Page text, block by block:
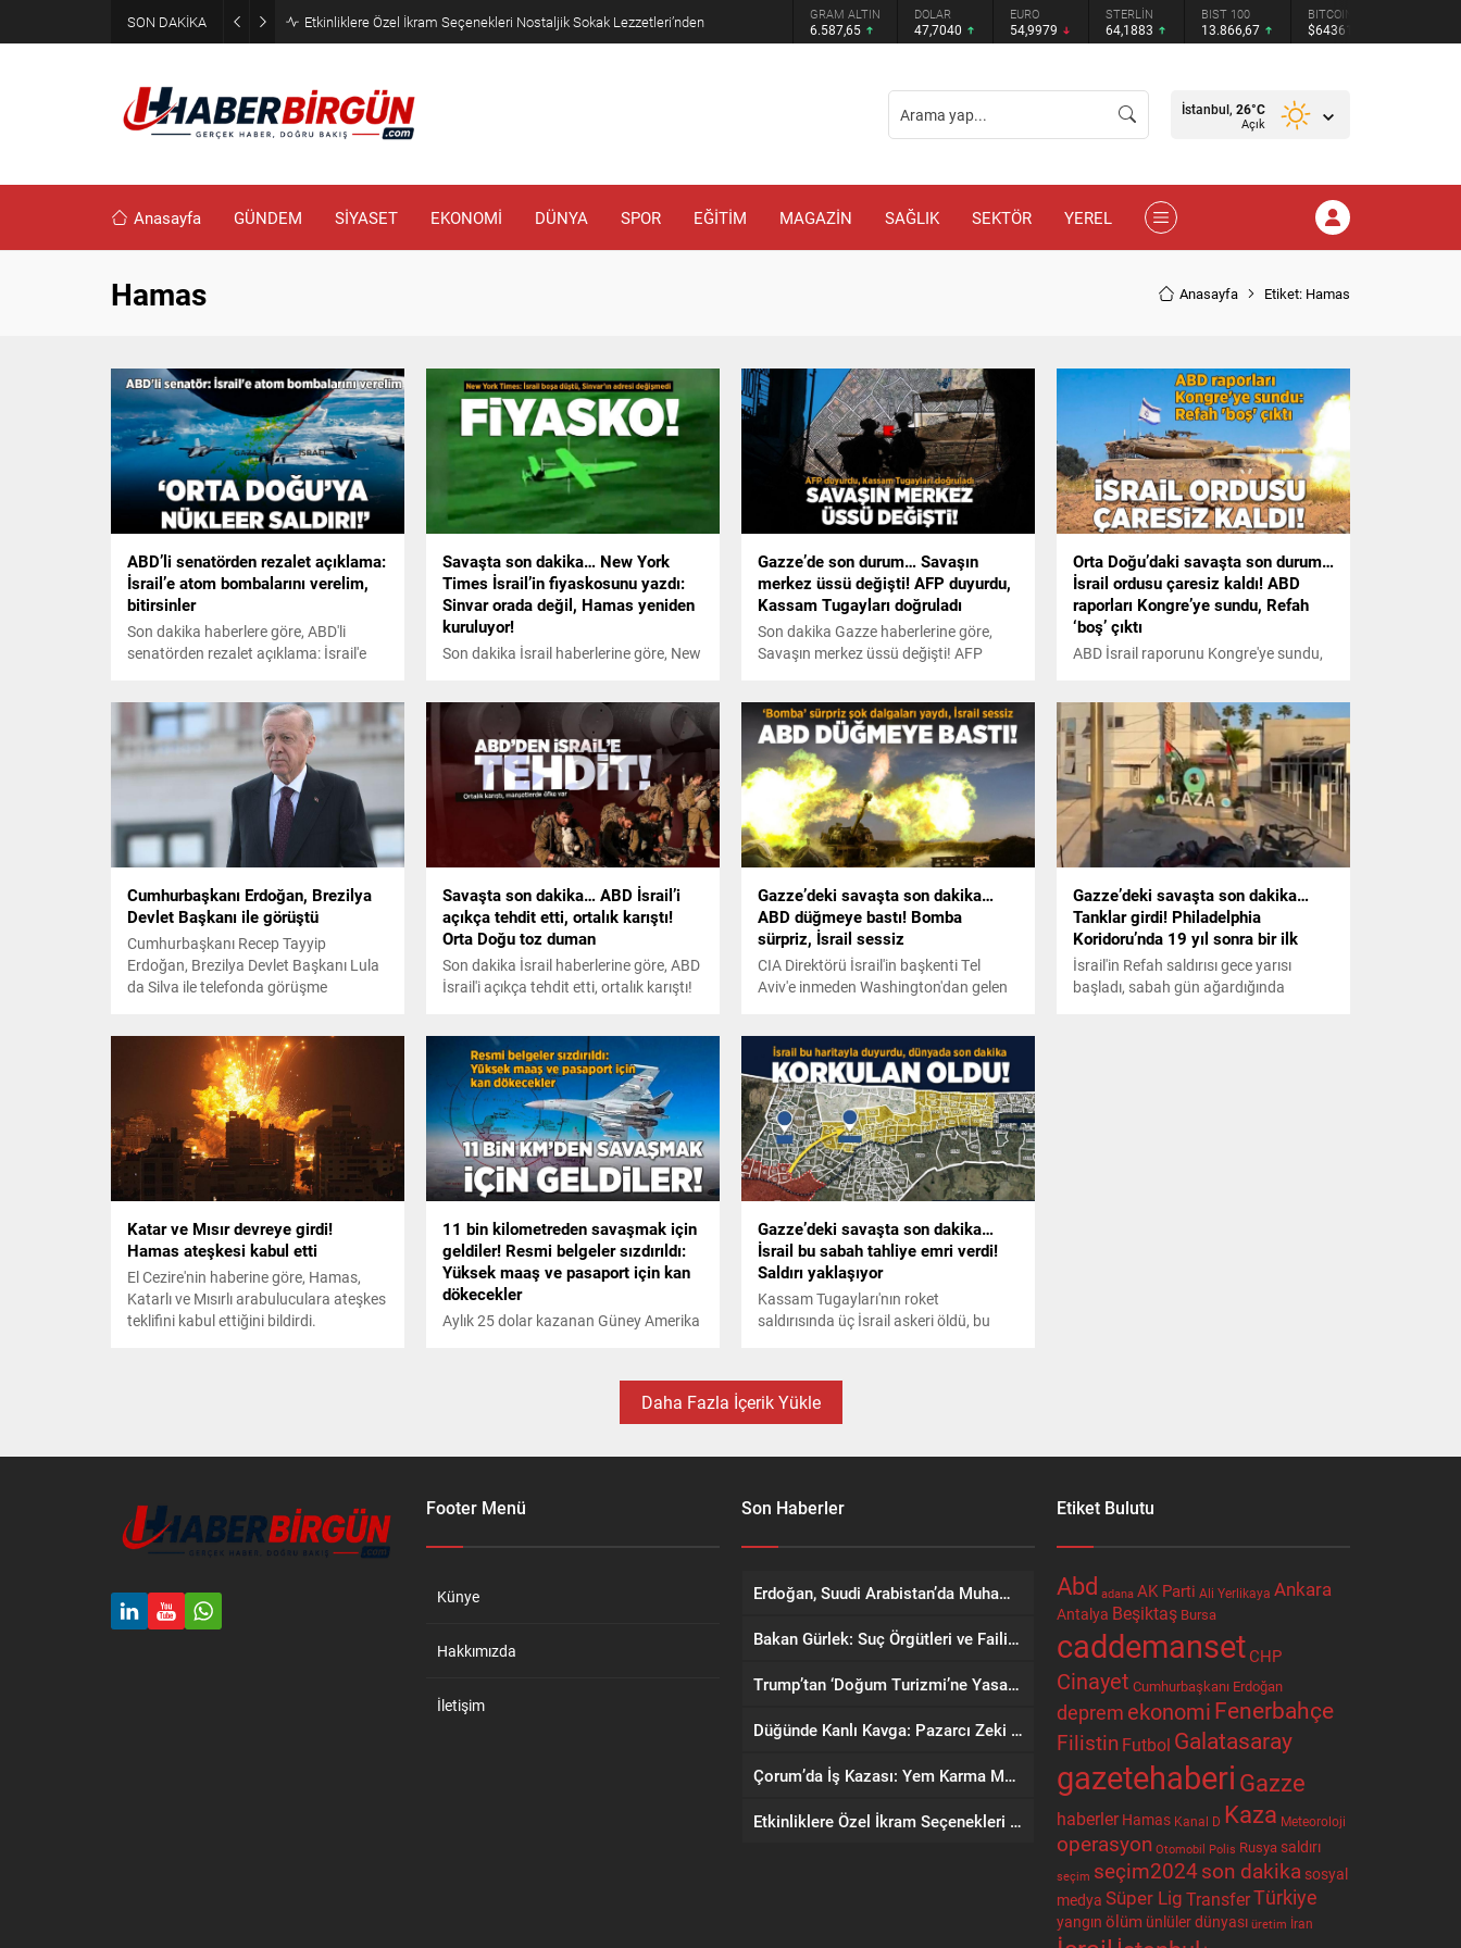
SON DAKİKA Eyyübiye’de Ziraat Odası Gündemde: Çiftçilerin Sorunları İçin Yeni Çağrı DOLAR
47,7040
EURO
54,9979
STERLİN
64,1883
BIST 100
13.866,67
BITCOIN
$64361
ETHEREUM
$1904.19
İstanbul, 26°C
Açık
Anasayfa GÜNDEM SİYASET EKONOMİ DÜNYA SPOR EĞİTİM MAGAZİN SAĞLIK SEKTÖR YEREL
Hamas Anasayfa Etiket: Hamas
ABD’li senatörden rezalet açıklama:
İsrail’e atom bombalarını verelim,
bitirsinler
Son dakika haberlere göre, ABD'li
senatörden rezalet açıklama: İsrail'e
Savaşta son dakika… New York
Times İsrail’in fiyaskosunu yazdı:
Sinvar orada değil, Hamas yeniden
kuruluyor!
Son dakika İsrail haberlerine göre, New
kuruluyor!
Gazze’de son durum… Savaşın
merkez üssü değişti! AFP duyurdu,
Kassam Tugayları doğruladı
Son dakika Gazze haberlerine göre,
Savaşın merkez üssü değişti! AFP
Orta Doğu’daki savaşta son durum…
İsrail ordusu çaresiz kaldı! ABD
raporları Kongre’ye sundu, Refah
‘boş’ çıktı
ABD İsrail raporunu Kongre'ye sundu,
Gazze'nin güneyinde neden çaresiz
kaldığını açıkladı.
Cumhurbaşkanı Erdoğan, Brezilya
Devlet Başkanı ile görüştü
Cumhurbaşkanı Recep Tayyip
Erdoğan, Brezilya Devlet Başkanı Lula
da Silva ile telefonda görüşme
Savaşta son dakika… ABD İsrail’i
açıkça tehdit etti, ortalık karıştı!
Orta Doğu toz duman
Son dakika İsrail haberlerine göre, ABD
İsrail'i açıkça tehdit etti, ortalık karıştı!
Gazze’deki savaşta son dakika…
ABD düğmeye bastı! Bomba
sürpriz, İsrail sessiz
CIA Direktörü İsrail'in başkenti Tel
Aviv'e inmeden Washington'dan gelen
attı.
Gazze’deki savaşta son dakika…
Tanklar girdi! Philadelphia
Koridoru’nda 19 yıl sonra bir ilk
İsrail'in Refah saldırısı gece yarısı
başladı, sabah gün ağardığında
Katar ve Mısır devreye girdi!
Hamas ateşkesi kabul etti
El Cezire'nin haberine göre, Hamas,
Katarlı ve Mısırlı arabuluculara ateşkes
teklifini kabul ettiğini bildirdi.
11 bin kilometreden savaşmak için
geldiler! Resmi belgeler sızdırıldı:
Yüksek maaş ve pasaport için kan
dökecekler
Aylık 25 dolar kazanan Güney Amerika
kilometre ötedeki savaşa katıldıkları
Gazze’deki savaşta son dakika…
İsrail bu sabah tahliye emri verdi!
Saldırı yaklaşıyor
Kassam Tugayları'nın roket
saldırısında üç İsrail askeri öldü, bu
sürede başlayabileceği sinyalini
veriyor.
Daha Fazla İçerik Yükle
Footer Menü
Künye
Hakkımızda
İletişim
Son Haberler
Erdoğan, Suudi Arabistan’da Muhammed Bin Selman ve Şahbaz Şerif ile Görüşecek
Bakan Gürlek: Suç Örgütleri ve Faili Meçhul Dosyalarda Taviz Yok
Trump’tan ‘Doğum Turizmi’ne Yasak: İki Yeni Kararname İmzaladı
Düğünde Kanlı Kavga: Pazarcı Zeki Bozdemir Bıçaklanarak Öldürüldü
Çorum’da İş Kazası: Yem Karma Makinesine Elini Kaptıran Kişi Ağır Yaralandı
Etkinliklere Özel İkram Seçenekleri Nostaljik Sokak Lezzetleri’nden
Etiket Bulutu
Abd adana AK Parti Ali Yerlikaya Ankara
Antalya Beşiktaş Bursa
caddemanset CHP
Cinayet Cumhurbaşkanı Erdoğan
deprem ekonomiFenerbahçe
FilistinFutbol Galatasaray
gazetehaberi Gazze
haberler Hamas Kanal D Kaza Meteoroloji
operasyon Otomobil Polis Rusya saldırı
seçim seçim2024son dakika sosyal
medya Süper LigTransferTürkiye
yangın ölüm ünlüler dünyası üretim İran